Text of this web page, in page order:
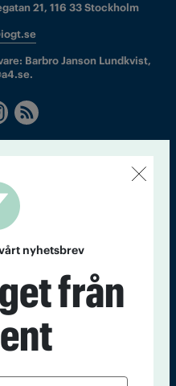
21, 116 33 Stockholm
Barbro Janson Lundkvist,
In English
nyhetsbrev
från